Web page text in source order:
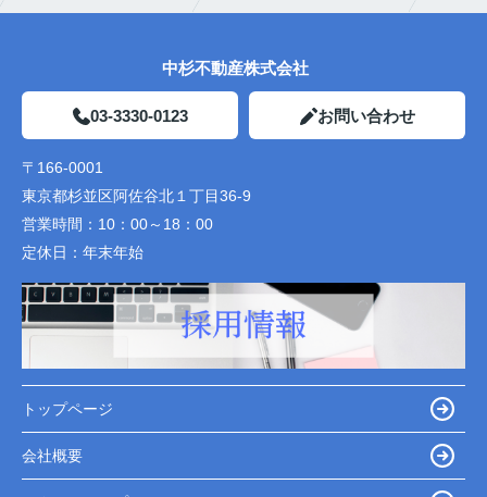
中杉不動産株式会社
03-3330-0123 お問い合わせ
〒166-0001
東京都杉並区阿佐谷北１丁目36-9
営業時間： 10：00～18：00
定休日： 年末年始
トップページ
会社概要